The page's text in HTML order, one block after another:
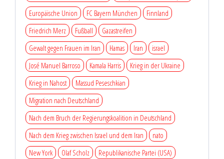
Europäische Union
FC Bayern München
Finnland
Friedrich Merz
Fußball
Gazastreifen
Gewalt gegen Frauen im Iran
Hamas Iran
israel
José Manuel Barroso
Kamala Harris
Krieg in der Ukraine
Krieg in Nahost
Massud Peseschkian
Migration nach Deutschland
Nach dem Bruch der Regierungskoalition in Deutschland
Nach dem Krieg zwischen Israel und dem Iran
nato
New York
Olaf Scholz
Republikanische Partei (USA)